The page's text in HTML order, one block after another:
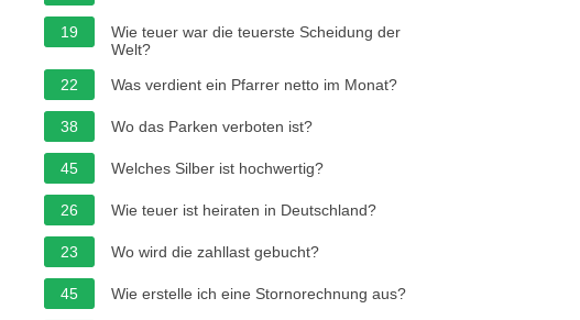
19
Wie teuer war die teuerste Scheidung der
Welt?
22
Was verdient ein Pfarrer netto im Monat?
38 Wo das Parken verboten ist?
45 Welches Silber ist hochwertig?
26 Wie teuer ist heiraten in Deutschland?
23 Wo wird die zahllast gebucht?
45 Wie erstelle ich eine Stornorechnung aus?